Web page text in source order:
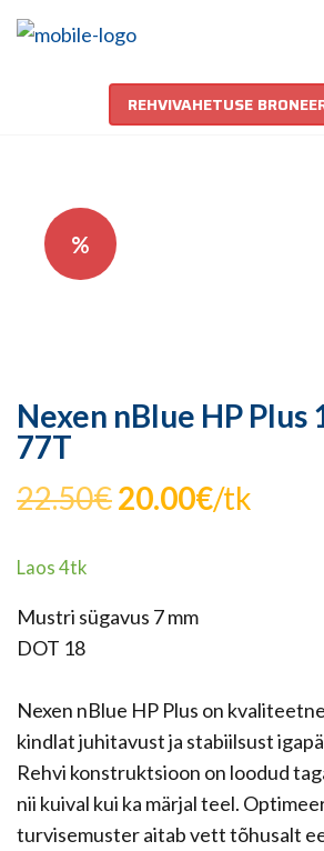
REHVIVAHETUSE
%
Nexen nBlue HP Plus
77T
22.50€Algne
20.00€Praegune
/tk
Laos 4tk
Mustri sügavus 7 mm
DOT 18
Nexen nBlue HP Plus on
kindlat juhitavust ja stabiilsust
Rehvi konstruktsioon on loodud
nii kuival kui ka märjal teel.
turvisemuster aitab vett tõhusalt